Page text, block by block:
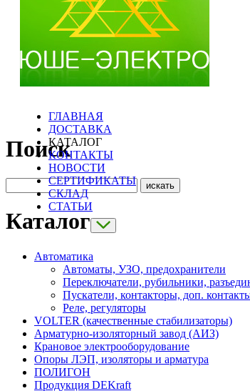
ГЛАВНАЯ
ДОСТАВКА
КАТАЛОГ
КОНТАКТЫ
НОВОСТИ
СЕРТИФИКАТЫ
СКЛАД
СТАТЬИ
Поиск
Каталог
Автоматика
Автоматы, УЗО, предохранители
Переключатели, рубильники,
Пускатели, контакторы, доп.
Реле, регуляторы
VOLTER (качественные стабилизаторы)
Арматурно-изоляторный завод (АИЗ)
Крановое электрооборудование
Опоры ЛЭП, изоляторы и арматура
ПОЛИГОН
Продукция DEKraft